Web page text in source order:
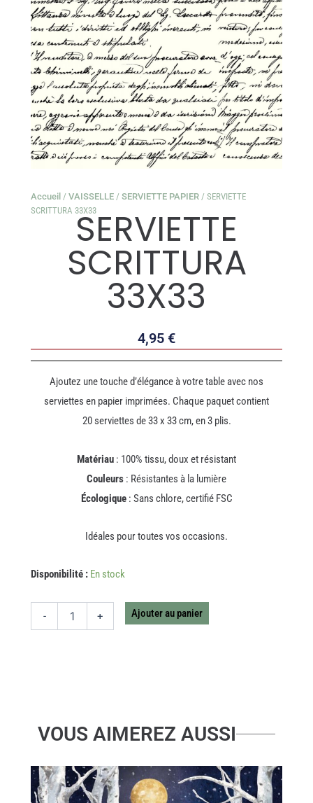
Accueil /VAISSELLE /SERVIETTE PAPIER / SERVIETTE
SCRITTURA 33X33SERVIETTE
SCRITTURA
33X33
4,95 €
Ajoutez une touche d’élégance à votre table avec nos
serviettes en papier imprimées. Chaque paquet contient
20 serviettes de 33 x 33 cm, en 3 plis.
Matériau : 100% tissu, doux et résistant
Couleurs : Résistantes à la lumière
Écologique: Sans chlore, certifié FSC
Idéales pour toutes vos occasions.
Disponibilité : En stock
-
quantité
SCRITTURA
+ Ajouter au panier
VOUS AIMEREZ AUSSI